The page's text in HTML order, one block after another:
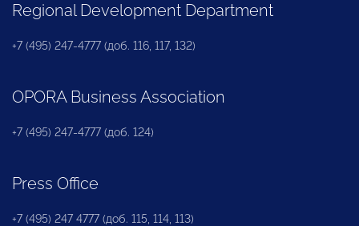
Regional Development Department
+7 (495) 247-4777 (доб. 116, 117, 132)
OPORA Business Association
+7 (495) 247-4777 (доб. 124)
Press Office
+7 (495) 247 4777 (доб. 115, 114, 113)